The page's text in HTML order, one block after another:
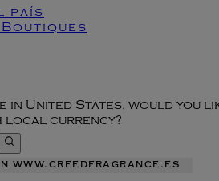
in United States, would you
local currency?
www.creedfragrance.es
país